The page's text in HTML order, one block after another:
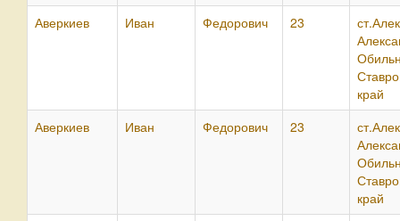
Аверкиев
Иван Федорович 23
край
Аверкиев
Иван Федорович 23
край